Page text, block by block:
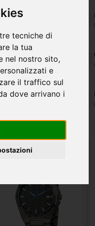
tecniche di
la tua
nel nostro sito,
e
il traffico sul
dove arrivano i
OROLOGIO
CRONOGRAFO DA